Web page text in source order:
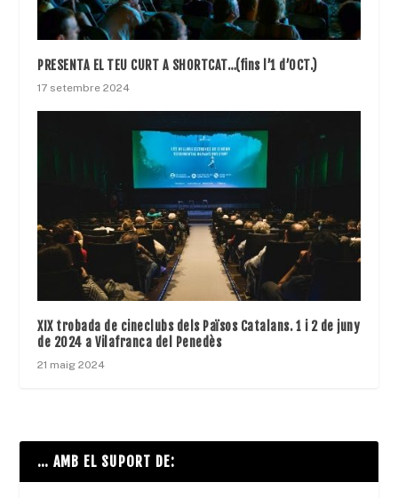
PRESENTA EL TEU CURT A SHORTCAT…(fins l’1 d’OCT.)
17 setembre 2024
XIX trobada de cineclubs dels Països Catalans. 1 i 2 de juny
de 2024 a Vilafranca del Penedès
21 maig 2024
… AMB EL SUPORT DE: